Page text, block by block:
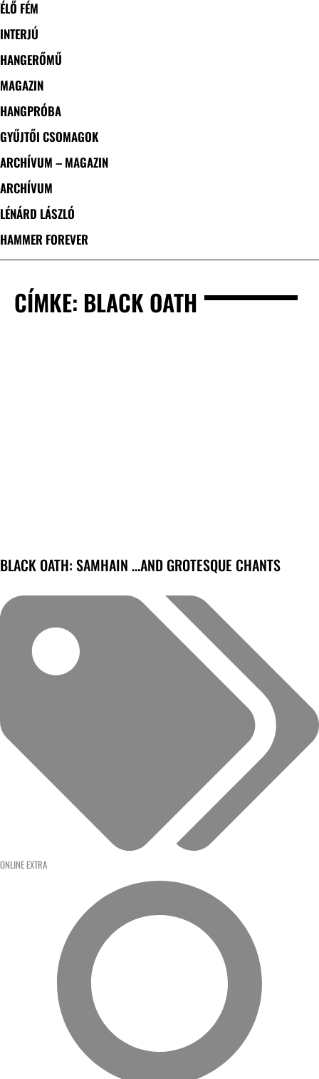
ÉLŐ FÉM
INTERJÚ
HANGERŐMŰ
MAGAZIN
HANGPRÓBA
GYŰJTŐI CSOMAGOK
ARCHÍVUM – MAGAZIN
ARCHÍVUM
LÉNÁRD LÁSZLÓ
HAMMER FOREVER
CÍMKE: BLACK OATH
BLACK OATH: SAMHAIN …AND GROTESQUE CHANTS
ONLINE EXTRA